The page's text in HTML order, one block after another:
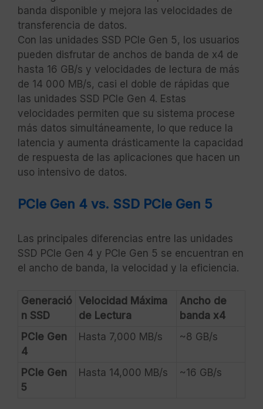
banda disponible y mejora las velocidades de
transferencia de datos.
Con las unidades SSD PCIe Gen 5, los usuarios
pueden disfrutar de anchos de banda de x4 de
hasta 16 GB/s y velocidades de lectura de más
de 14 000 MB/s, casi el doble de rápidas que
las unidades SSD PCIe Gen 4. Estas
velocidades permiten que su sistema procese
más datos simultáneamente, lo que reduce la
latencia y aumenta drásticamente la capacidad
de respuesta de las aplicaciones que hacen un
uso intensivo de datos.
PCIe Gen 4 vs. SSD PCIe Gen 5
Las principales diferencias entre las unidades
SSD PCIe Gen 4 y PCIe Gen 5 se encuentran en
el ancho de banda, la velocidad y la eficiencia.
Generació
n SSD
Velocidad Máxima
de Lectura
Ancho de
banda x4
PCIe Gen
4
Hasta 7,000 MB/s ~8 GB/s
PCIe Gen
5
Hasta 14,000 MB/s ~16 GB/s